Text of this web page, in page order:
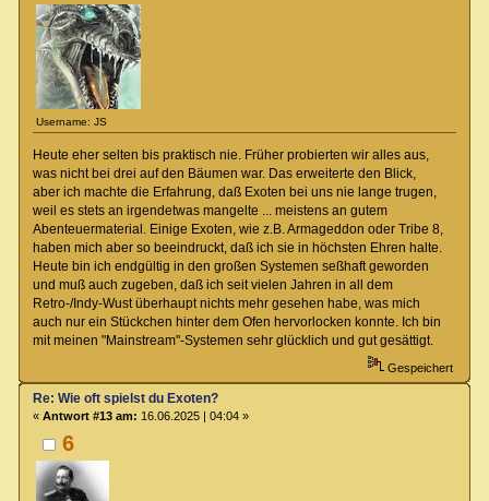
Username: JS
Heute eher selten bis praktisch nie. Früher probierten wir alles aus,
was nicht bei drei auf den Bäumen war. Das erweiterte den Blick,
aber ich machte die Erfahrung, daß Exoten bei uns nie lange trugen,
weil es stets an irgendetwas mangelte ... meistens an gutem
Abenteuermaterial. Einige Exoten, wie z.B. Armageddon oder Tribe 8,
haben mich aber so beeindruckt, daß ich sie in höchsten Ehren halte.
Heute bin ich endgültig in den großen Systemen seßhaft geworden
und muß auch zugeben, daß ich seit vielen Jahren in all dem
Retro-/Indy-Wust überhaupt nichts mehr gesehen habe, was mich
auch nur ein Stückchen hinter dem Ofen hervorlocken konnte. Ich bin
mit meinen "Mainstream"-Systemen sehr glücklich und gut gesättigt.
Gespeichert
6
Re: Wie oft spielst du Exoten?
« Antwort #13 am: 16.06.2025 | 04:04 »